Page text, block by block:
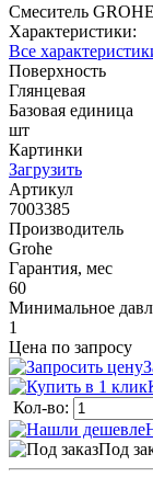
Смеситель
Характеристики:
Все
Поверхность
Глянцевая
Базовая единица
шт
Картинки
Загрузить
Артикул
7003385
Производитель
Grohe
Гарантия, мес
60
Минимальное
1
Цена по запросу
Кол-во:
Под